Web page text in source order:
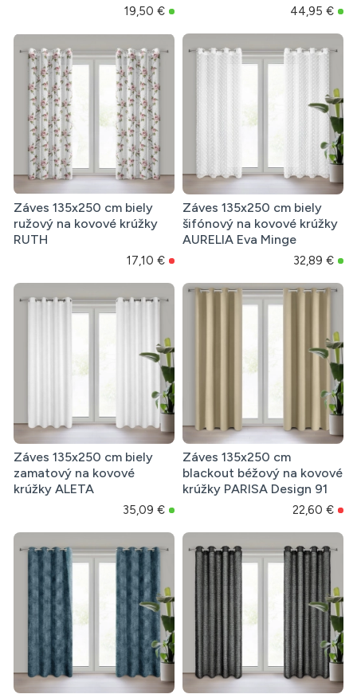
19,50 € 44,95 €
Záves 135x250 cm biely
ružový na kovové krúžky
RUTH
17,10 €
Záves 135x250 cm biely
šifónový na kovové krúžky
AURELIA Eva Minge
32,89 €
Záves 135x250 cm biely
zamatový na kovové
krúžky ALETA
35,09 €
Záves 135x250 cm
blackout béžový na kovové
krúžky PARISA Design 91
22,60 €